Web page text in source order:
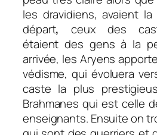
les dravidiens, avaient
départ, ceux des
étaient des gens à la
arrivée, les Aryens
védisme, qui évoluera
caste la plus
Brahmanes qui est celle
enseignants. Ensuite on